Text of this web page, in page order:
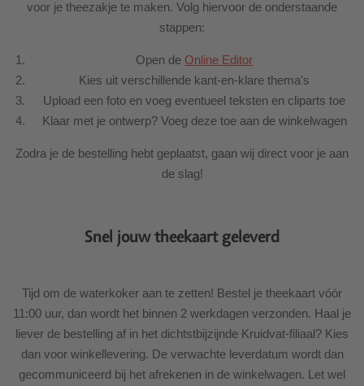
voor je theezakje te maken. Volg hiervoor de onderstaande
stappen:
Open de Online Editor
Kies uit verschillende kant-en-klare thema's
Upload een foto en voeg eventueel teksten en cliparts toe
Klaar met je ontwerp? Voeg deze toe aan de winkelwagen
Zodra je de bestelling hebt geplaatst, gaan wij direct voor je aan
de slag!
Snel jouw theekaart geleverd
Tijd om de waterkoker aan te zetten! Bestel je theekaart vóór
11:00 uur, dan wordt het binnen 2 werkdagen verzonden. Haal je
liever de bestelling af in het dichtstbijzijnde Kruidvat-filiaal? Kies
dan voor winkellevering. De verwachte leverdatum wordt dan
gecommuniceerd bij het afrekenen in de winkelwagen. Let wel